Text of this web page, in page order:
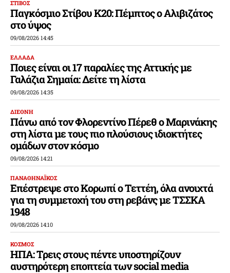
ΣΤΙΒΟΣ
Παγκόσμιο Στίβου Κ20: Πέμπτος ο Αλιβιζάτος
στο ύψος
09/08/2026 14:45
ΕΛΛΑΔΑ
Ποιες είναι οι 17 παραλίες της Αττικής με
Γαλάζια Σημαία: Δείτε τη λίστα
09/08/2026 14:35
ΔΙΕΘΝΗ
Πάνω από τον Φλορεντίνο Πέρεθ ο Μαρινάκης
στη λίστα με τους πιο πλούσιους ιδιοκτήτες
ομάδων στον κόσμο
09/08/2026 14:21
ΠΑΝΑΘΗΝΑΪΚΟΣ
Επέστρεψε στο Κορωπί ο Τεττέη, όλα ανοιχτά
για τη συμμετοχή του στη ρεβάνς με ΤΣΣΚΑ
1948
09/08/2026 14:10
ΚΟΣΜΟΣ
ΗΠΑ: Τρεις στους πέντε υποστηρίζουν
αυστηρότερη εποπτεία των social media